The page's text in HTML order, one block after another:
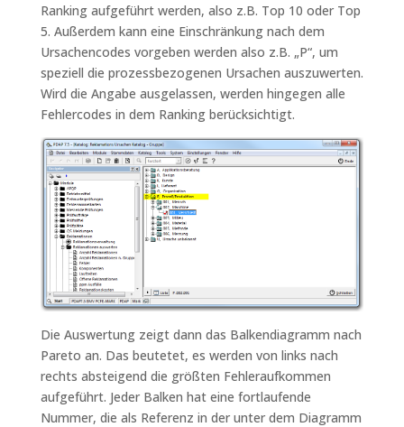
Ranking aufgeführt werden, also z.B. Top 10 oder Top
5. Außerdem kann eine Einschränkung nach dem
Ursachencodes vorgeben werden also z.B. „P“, um
speziell die prozessbezogenen Ursachen auszuwerten.
Wird die Angabe ausgelassen, werden hingegen alle
Fehlercodes in dem Ranking berücksichtigt.
Die Auswertung zeigt dann das Balkendiagramm nach
Pareto an. Das beutetet, es werden von links nach
rechts absteigend die größten Fehleraufkommen
aufgeführt. Jeder Balken hat eine fortlaufende
Nummer, die als Referenz in der unter dem Diagramm